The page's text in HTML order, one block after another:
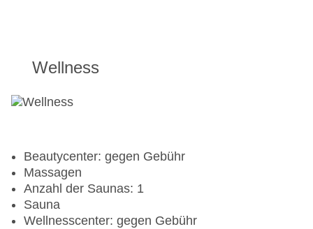
Wellness
Beautycenter: gegen Gebühr
Massagen
Anzahl der Saunas: 1
Sauna
Wellnesscenter: gegen Gebühr